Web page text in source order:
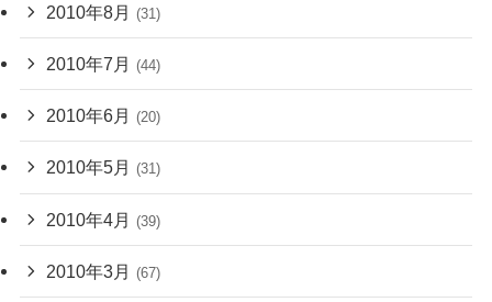
2010年8月 (31)
2010年7月 (44)
2010年6月 (20)
2010年5月 (31)
2010年4月 (39)
2010年3月 (67)